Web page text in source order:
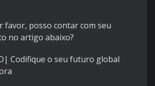
favor, posso contar com seu
no artigo abaixo?
Codifique o seu futuro global